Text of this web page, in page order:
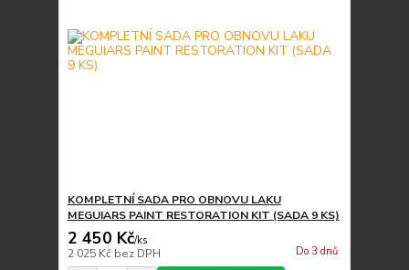
KOMPLETNÍ SADA PRO OBNOVU LAKU
MEGUIARS PAINT RESTORATION KIT (SADA 9 KS)
2 450 Kč/ks
2 025 Kč bez DPH Do 3 dnů